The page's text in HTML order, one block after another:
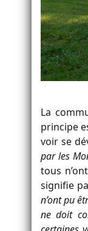
La
principe
voir se
par les
tous
signifie
n’ont pu
ne doit